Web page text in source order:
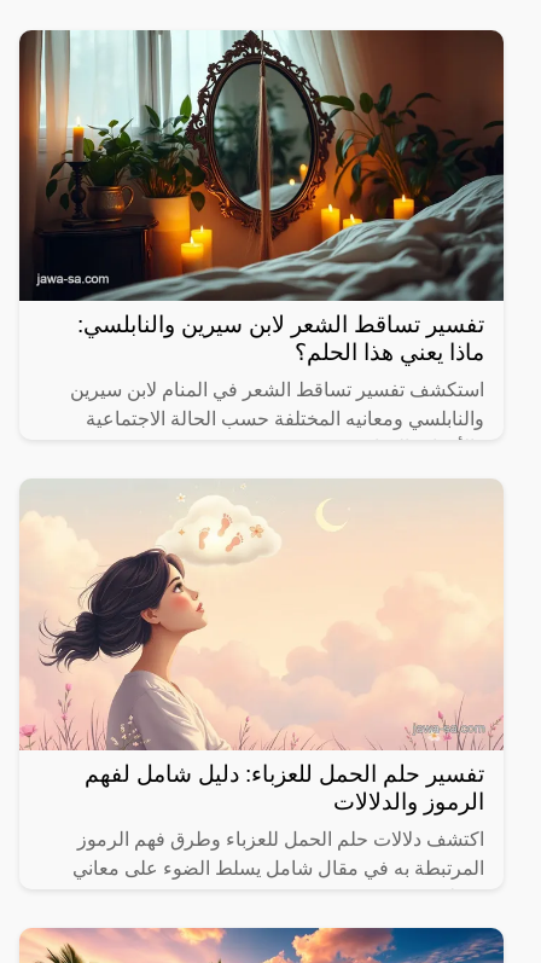
تفسير تساقط الشعر لابن سيرين والنابلسي:
ماذا يعني هذا الحلم؟
استكشف تفسير تساقط الشعر في المنام لابن سيرين
والنابلسي ومعانيه المختلفة حسب الحالة الاجتماعية
تفسير حلم الحمل للعزباء: دليل شامل لفهم
الرموز والدلالات
اكتشف دلالات حلم الحمل للعزباء وطرق فهم الرموز
المرتبطة به في مقال شامل يسلط الضوء على معاني